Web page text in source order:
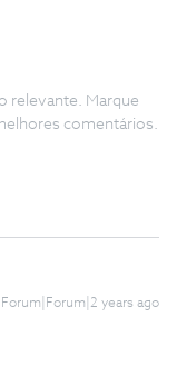
relevante. Marque
comentários.
Forum|Forum|2 years ago